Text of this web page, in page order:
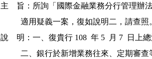
主    旨：所詢「國際金融業務分行管理辦
適用疑義一案，復如說明二，請查照
說    明：一、復貴行 108  年 5  月 7  日上
二、銀行於新增業務往來、定期